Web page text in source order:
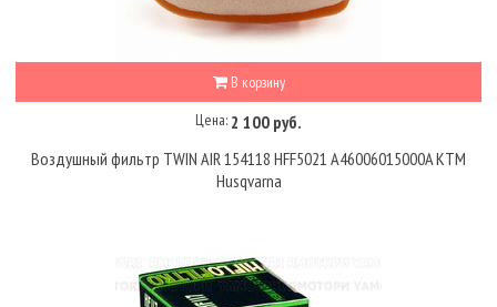
В корзину
Цена: 2 100 руб.
Воздушный фильтр TWIN AIR 154118 HFF5021 A46006015000A KTM
Husqvarna